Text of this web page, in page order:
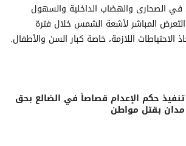
في الصحارى والهضاب الداخلية والسهول
المباشر لأشعة الشمس خلال فترة
الاحتياطات اللازمة، خاصة كبار السن والأطفال.
تنفيذ حكم الإعدام قصاصاً في الضالع بحق
مدان بقتل مواطن